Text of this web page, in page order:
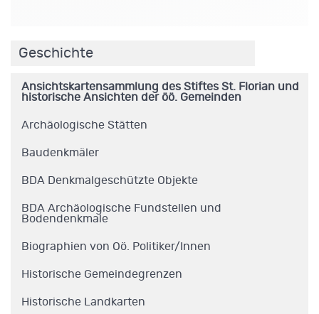
Geschichte
Ansichtskartensammlung des Stiftes St. Florian und
historische Ansichten der öö. Gemeinden
Archäologische Stätten
Baudenkmäler
BDA Denkmalgeschützte Objekte
BDA Archäologische Fundstellen und
Bodendenkmale
Biographien von Oö. Politiker/Innen
Historische Gemeindegrenzen
Historische Landkarten